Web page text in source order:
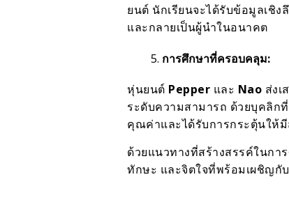
ยนต์ นักเรียนจะได้รับข้อมูลเชิ
และกลายเป็นผู้นำในอนาคต
การศึกษาที่ครอบคลุม:
หุ่นยนต์ Pepper และ Nao ส่ง
ระดับความสามารถ ด้วยบุคลิก
คุณค่าและได้รับการกระตุ้นให้มี
ด้วยแนวทางที่สร้างสรรค์ในกา
ทักษะ และจิตใจที่พร้อมเผชิญกั